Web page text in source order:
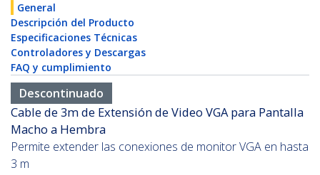
General
Descripción del Producto
Especificaciones Técnicas
Controladores y Descargas
FAQ y cumplimiento
Descontinuado
Cable de 3m de Extensión de Video VGA para Pantalla
Macho a Hembra
Permite extender las conexiones de monitor VGA en hasta
3 m